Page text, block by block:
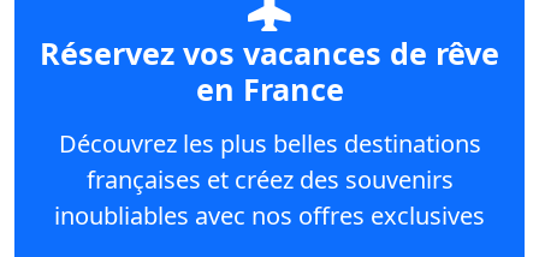
Réservez vos vacances de rêve
en France
Découvrez les plus belles destinations
françaises et créez des souvenirs
inoubliables avec nos offres exclusives